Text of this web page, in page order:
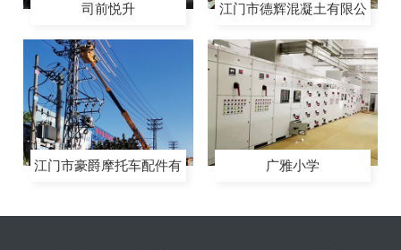
司前悦升 江门市德辉混凝土有限公
司配电工程
江门市豪爵摩托车配件有 广雅小学